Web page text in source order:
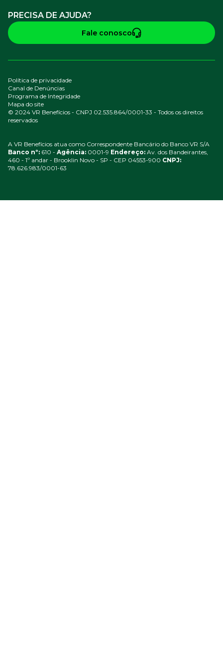
PRECISA DE AJUDA?
Fale conosco
© 2024 VR Benefícios - CNPJ 02.535.864/0001-33 - Todos os direitos
reservados
Política de privacidade
Canal de Denúncias
Programa de Integridade
Mapa do site
A VR Benefícios atua como Correspondente Bancário do Banco VR S/A
Banco nº: 610 - Agência: 0001-9 Endereço: Av. dos Bandeirantes,
460 - 1º andar - Brooklin Novo - SP - CEP 04553-900 CNPJ:
78.626.983/0001-63